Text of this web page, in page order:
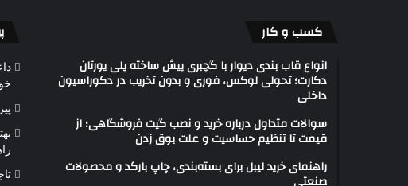
کسب و کار
انواع قاب بندی دیوار با گچبری پیش ساخته پلی یورتان
دکارت؛ تحولی لوکس، فوری و بدون تخریب در دکوراسیون
داخلی
سوالات متداول درباره خرید و نصب گیت فروشگاهی؛ از
قیمت تا تنظیم حساسیت و علت بوق زدن
راهنمای خرید لیبل برای بسته‌بندی، چاپ بارکد و محصولات